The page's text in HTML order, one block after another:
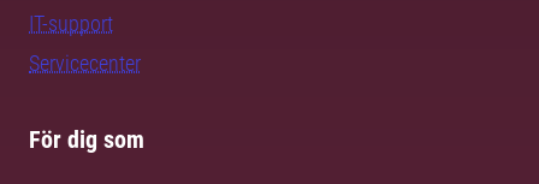
IT-support
Servicecenter
För dig som